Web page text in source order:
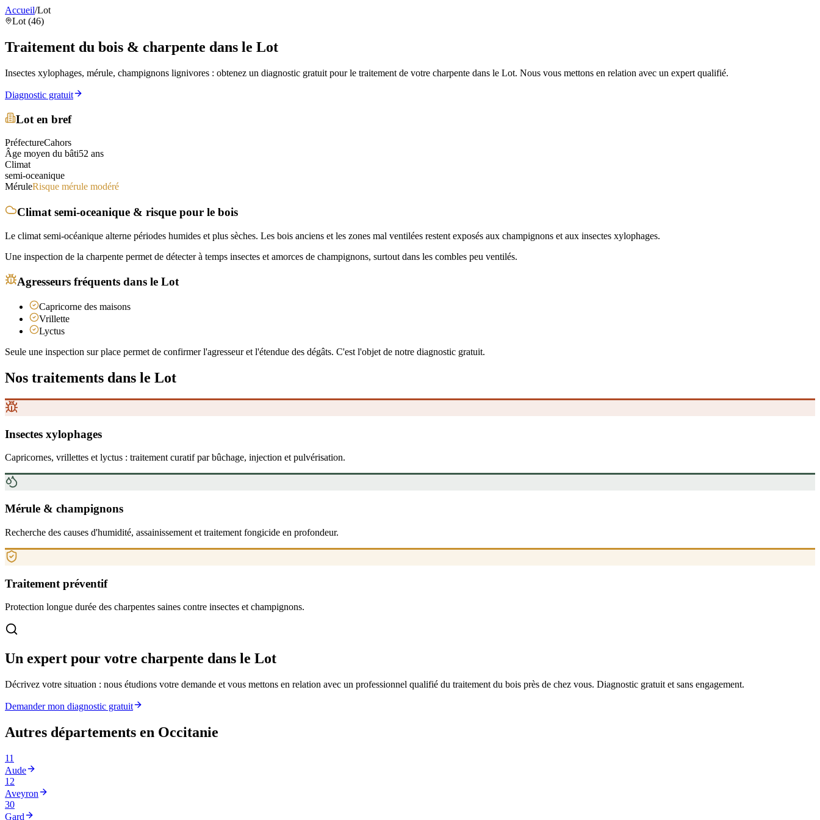
Accueil/Lot
Lot (46)
Traitement du bois & charpente dans le Lot
Insectes xylophages, mérule, champignons lignivores : obtenez un diagnostic gratuit pour le traitement de votre charpente dans le Lot. Nous vous mettons en relation avec un expert qualifié.
Diagnostic gratuit
Lot en bref
PréfectureCahors
Âge moyen du bâti52 ans
Climat
semi-oceanique
MéruleRisque mérule modéré
Climat semi-oceanique & risque pour le bois
Le climat semi-océanique alterne périodes humides et plus sèches. Les bois anciens et les zones mal ventilées restent exposés aux champignons et aux insectes xylophages.
Une inspection de la charpente permet de détecter à temps insectes et amorces de champignons, surtout dans les combles peu ventilés.
Agresseurs fréquents dans le Lot
Capricorne des maisons
Vrillette
Lyctus
Seule une inspection sur place permet de confirmer l'agresseur et l'étendue des dégâts. C'est l'objet de notre diagnostic gratuit.
Nos traitements dans le Lot
Insectes xylophages
Capricornes, vrillettes et lyctus : traitement curatif par bûchage, injection et pulvérisation.
Mérule & champignons
Recherche des causes d'humidité, assainissement et traitement fongicide en profondeur.
Traitement préventif
Protection longue durée des charpentes saines contre insectes et champignons.
Un expert pour votre charpente dans le Lot
Décrivez votre situation : nous étudions votre demande et vous mettons en relation avec un professionnel qualifié du traitement du bois près de chez vous. Diagnostic gratuit et sans engagement.
Demander mon diagnostic gratuit
Autres départements en Occitanie
11
Aude
12
Aveyron
30
Gard